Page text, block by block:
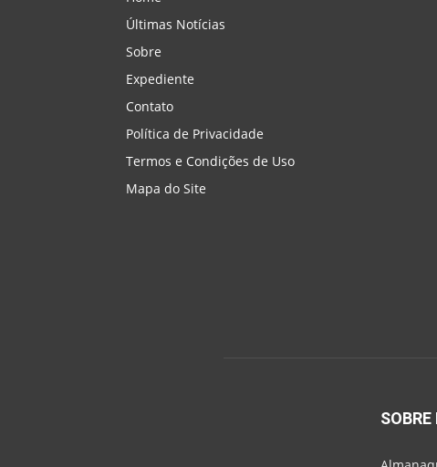
Últimas Notícias
Sobre
Expediente
Contato
Política de Privacidade
Termos e Condições de Uso
Mapa do Site
SOBRE